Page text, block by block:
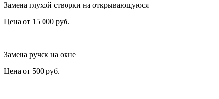
Замена глухой створки на открывающуюся
Цена от 15 000 руб.
Замена ручек на окне
Цена от 500 руб.